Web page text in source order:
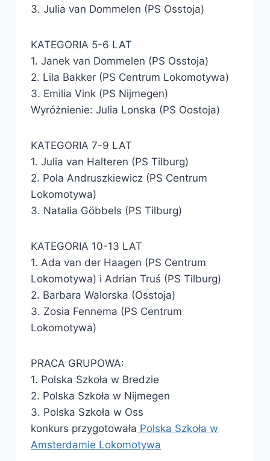
3. Julia van Dommelen (PS Osstoja)
KATEGORIA 5-6 LAT
1. Janek van Dommelen (PS Osstoja)
2. Lila Bakker (PS Centrum Lokomotywa)
3. Emilia Vink (PS Nijmegen)
Wyróżnienie: Julia Lonska (PS Oostoja)
KATEGORIA 7-9 LAT
1. Julia van Halteren (PS Tilburg)
2. Pola Andruszkiewicz (PS Centrum
Lokomotywa)
3. Natalia Göbbels (PS Tilburg)
KATEGORIA 10-13 LAT
1. Ada van der Haagen (PS Centrum
Lokomotywa) i Adrian Truś (PS Tilburg)
2. Barbara Walorska (Osstoja)
3. Zosia Fennema (PS Centrum
Lokomotywa)
PRACA GRUPOWA:
1. Polska Szkoła w Bredzie
2. Polska Szkoła w Nijmegen
3. Polska Szkoła w Oss
konkurs przygotowała Polska Szkoła w
Amsterdamie Lokomotywa